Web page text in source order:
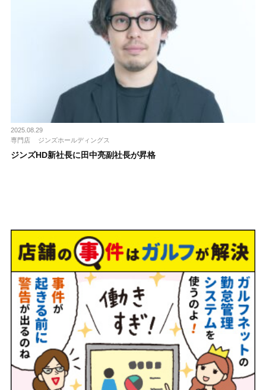
2025.08.29
専門店
ジンズホールディングス
ジンズHD新社長に田中亮副社長が昇格